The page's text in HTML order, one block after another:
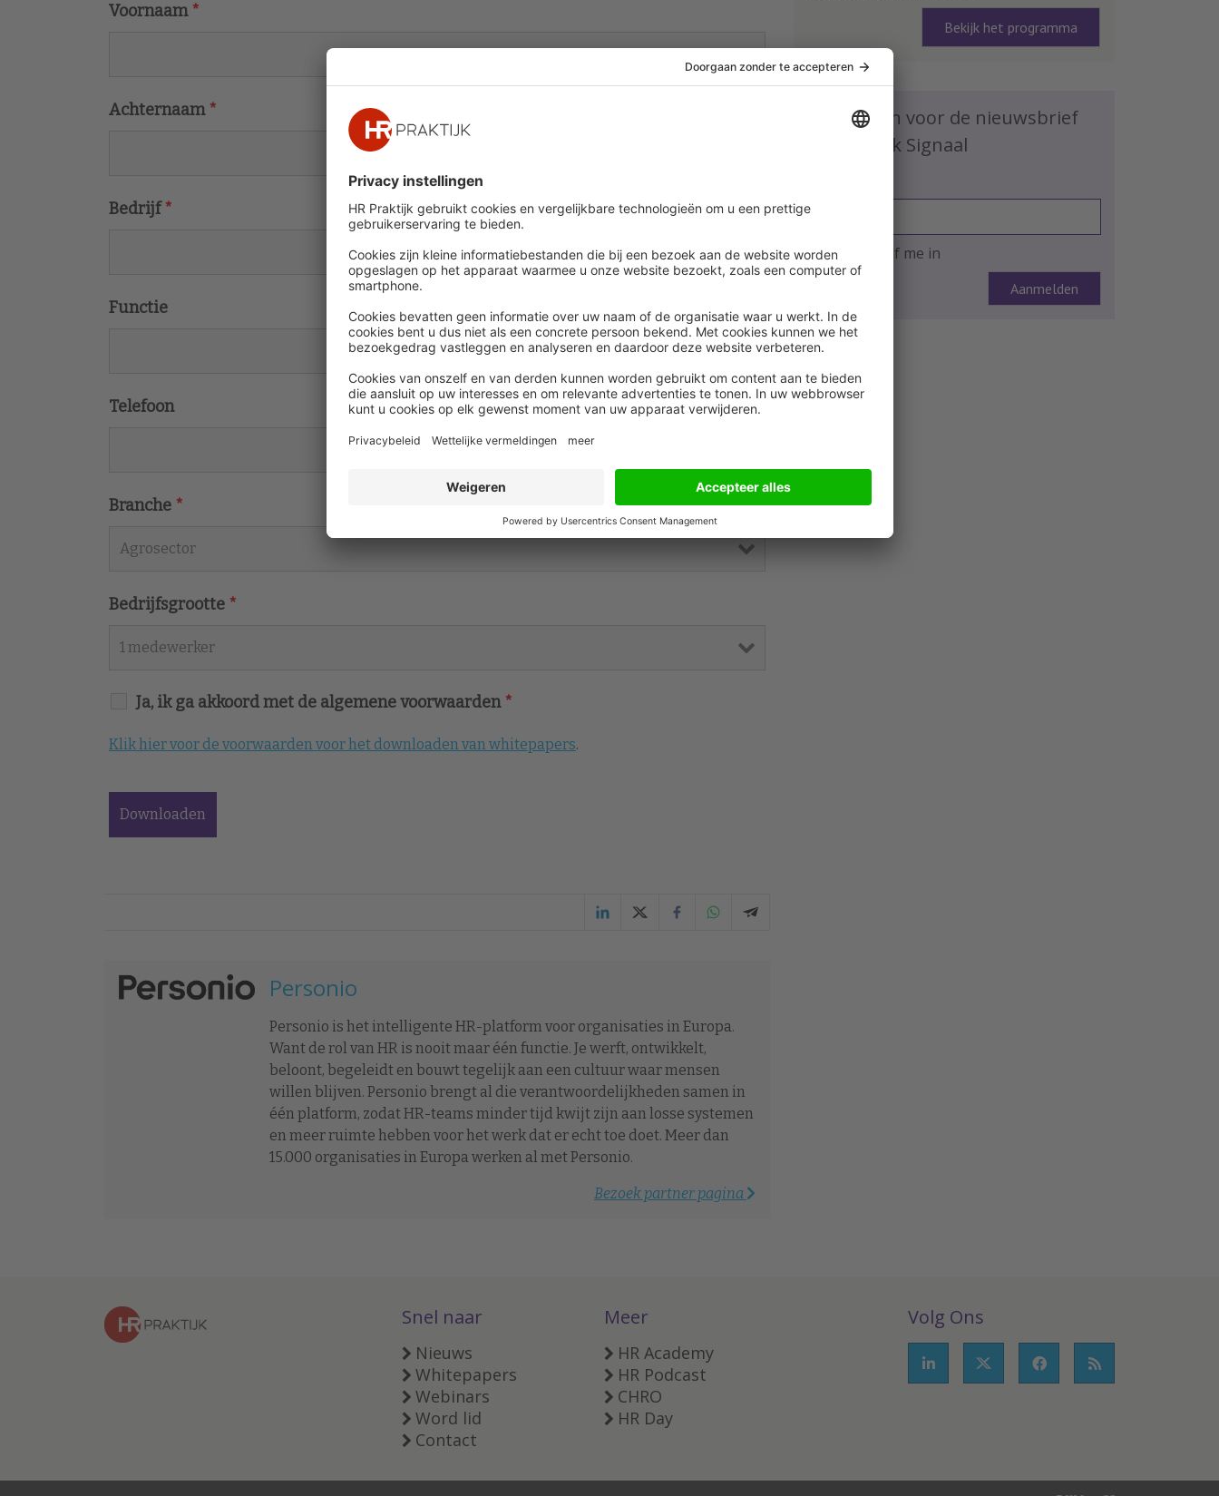
Voornaam *
Achternaam *
Bedrijf*
Functie
Telefoon
Branche *
Bedrijfsgrootte *
Ja, ik ga akkoord met de algemene voorwaarden *
Klik hier voor de voorwaarden voor het downloaden van whitepapers.
Personio
Personio is het intelligente HR-platform voor organisaties in Europa.
Want de rol van HR is nooit maar één functie. Je werft, ontwikkelt,
beloont, begeleidt en bouwt tegelijk aan een cultuur waar mensen
willen blijven. Personio brengt al die verantwoordelijkheden samen in
één platform, zodat HR-teams minder tijd kwijt zijn aan losse systemen
en meer ruimte hebben voor het werk dat er echt toe doet. Meer dan
15.000 organisaties in Europa werken al met Personio.
Bezoek partner pagina
Bekijk het programma
Schrijf je in voor de nieuwsbrief
HR Praktijk Signaal
Ja, ik schrijf me in
Snel naar
Nieuws
Whitepapers
Webinars
Word lid
Contact
Meer
HR Academy
HR Podcast
CHRO
HR Day
Volg Ons